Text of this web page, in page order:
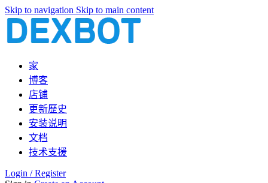
Skip to navigation Skip to main content
家
博客
店铺
更新歷史
安装说明
文档
技术支援
Login / Register